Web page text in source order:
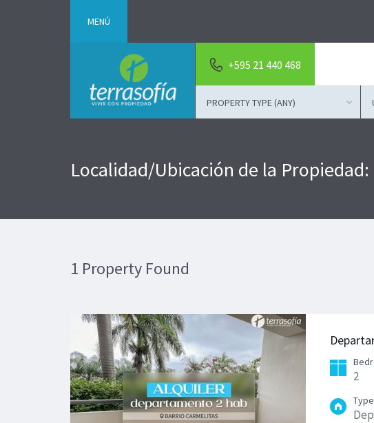
MENÚ
+595 21 440 468
PROPERTY TYPE (ANY)
Localidad/Ubicación de la
1 Property Found
2
Type